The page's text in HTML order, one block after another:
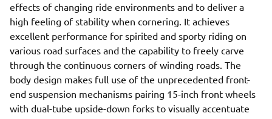
effects of changing ride environments and to deliver a
high feeling of stability when cornering. It achieves
excellent performance for spirited and sporty riding on
various road surfaces and the capability to freely carve
through the continuous corners of winding roads. The
body design makes full use of the unprecedented front-
end suspension mechanisms pairing 15-inch front wheels
with dual-tube upside-down forks to visually accentuate